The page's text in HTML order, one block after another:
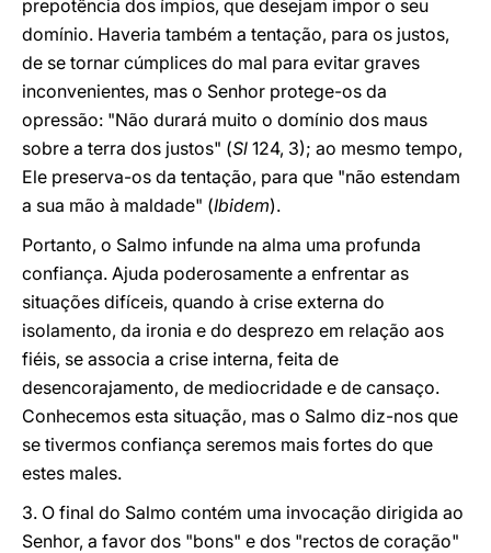
prepotência dos ímpios, que desejam impor o seu
domínio. Haveria também a tentação, para os justos,
de se tornar cúmplices do mal para evitar graves
inconvenientes, mas o Senhor protege-os da
opressão: "Não durará muito o domínio dos maus
sobre a terra dos justos" (Sl 124, 3); ao mesmo tempo,
Ele preserva-os da tentação, para que "não estendam
a sua mão à maldade" (Ibidem).
Portanto, o Salmo infunde na alma uma profunda
confiança. Ajuda poderosamente a enfrentar as
situações difíceis, quando à crise externa do
isolamento, da ironia e do desprezo em relação aos
fiéis, se associa a crise interna, feita de
desencorajamento, de mediocridade e de cansaço.
Conhecemos esta situação, mas o Salmo diz-nos que
se tivermos confiança seremos mais fortes do que
estes males.
3. O final do Salmo contém uma invocação dirigida ao
Senhor, a favor dos "bons" e dos "rectos de coração"